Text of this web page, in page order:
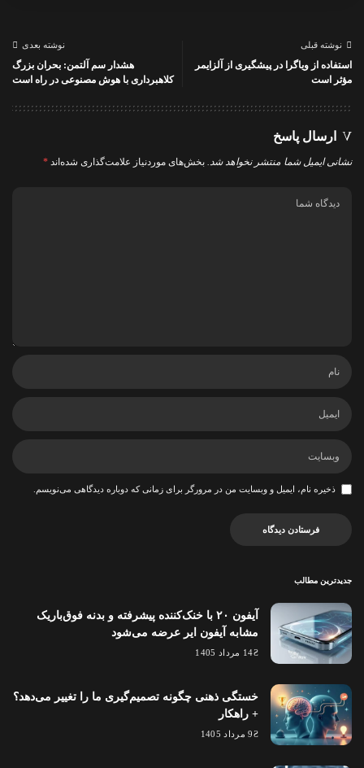
نوشته قبلی
استفاده از ویاگرا در پیشگیری از آلزایمر
مؤثر است
نوشته بعدی
هشدار سم آلتمن: بحران بزرگ
کلاهبرداری با هوش مصنوعی در راه است
ارسال پاسخ
نشانی ایمیل شما منتشر نخواهد شد. بخش‌های موردنیاز علامت‌گذاری شده‌اند *
ذخیره نام، ایمیل و وبسایت من در مرورگر برای زمانی که دوباره دیدگاهی می‌نویسم.
جدیدترین مطالب
آیفون ۲۰ با خنک‌کننده پیشرفته و بدنه فوق‌باریک
مشابه آیفون ایر عرضه می‌شود
14 مرداد 1405
خستگی ذهنی چگونه تصمیم‌گیری ما را تغییر می‌دهد؟
+ راهکار
9 مرداد 1405